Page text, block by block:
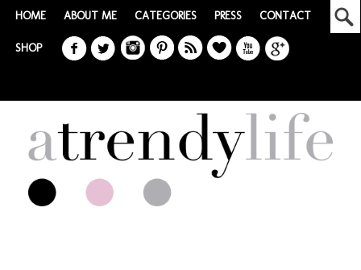
HOME ABOUT ME CATEGORIES PRESS CONTACT
SHOP